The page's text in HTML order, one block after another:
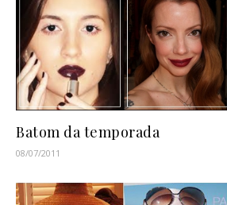
Batom da temporada
08/07/2011